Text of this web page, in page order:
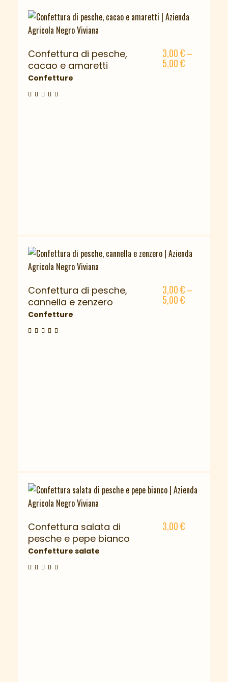
Confettura di pesche,
cacao e amaretti
Confetture
3,00€–
5,00€
Confettura di pesche,
cannella e zenzero
Confetture
3,00€–
5,00€
Confettura salata di
pesche e pepe bianco
Confetture salate
3,00€